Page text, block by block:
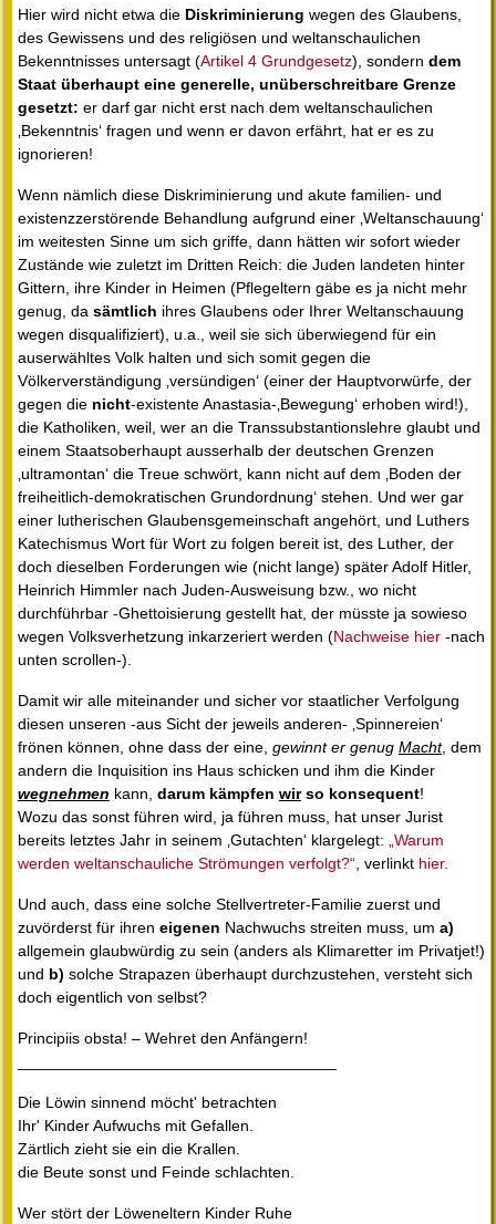
Hier wird nicht etwa die Diskriminierung wegen des Glaubens,
des Gewissens und des religiösen und weltanschaulichen
Bekenntnisses untersagt (Artikel 4 Grundgesetz), sondern dem
Staat überhaupt eine generelle, unüberschreitbare Grenze
gesetzt: er darf gar nicht erst nach dem weltanschaulichen
‚Bekenntnis‘ fragen und wenn er davon erfährt, hat er es zu
ignorieren!
Wenn nämlich diese Diskriminierung und akute familien- und
existenzzerstörende Behandlung aufgrund einer ‚Weltanschauung‘
im weitesten Sinne um sich griffe, dann hätten wir sofort wieder
Zustände wie zuletzt im Dritten Reich: die Juden landeten hinter
Gittern, ihre Kinder in Heimen (Pflegeltern gäbe es ja nicht mehr
genug, da sämtlich ihres Glaubens oder Ihrer Weltanschauung
wegen disqualifiziert), u.a., weil sie sich überwiegend für ein
auserwähltes Volk halten und sich somit gegen die
Völkerverständigung ‚versündigen‘ (einer der Hauptvorwürfe, der
gegen die nicht-existente Anastasia-‚Bewegung‘ erhoben wird!),
die Katholiken, weil, wer an die Transsubstantionslehre glaubt und
einem Staatsoberhaupt ausserhalb der deutschen Grenzen
‚ultramontan‘ die Treue schwört, kann nicht auf dem ‚Boden der
freiheitlich-demo­kra­ti­schen Grundordnung‘ stehen. Und wer gar
einer lutherischen Glaubensgemeinschaft angehört, und Luthers
Katechismus Wort für Wort zu folgen bereit ist, des Luther, der
doch dieselben Forderungen wie (nicht lange) später Adolf Hitler,
Heinrich Himmler nach Juden-Ausweisung bzw., wo nicht
durchführbar -Ghettoisierung gestellt hat, der müsste ja sowieso
wegen Volksverhetzung inkarzeriert werden (Nachweise hier -nach
unten scrollen-).
Damit wir alle miteinander und sicher vor staatlicher Verfolgung
diesen unseren -aus Sicht der jeweils anderen- ‚Spinnereien‘
frönen können, ohne dass der eine, gewinnt er genug Macht, dem
andern die Inquisition ins Haus schicken und ihm die Kinder
wegnehmen kann, darum kämpfen wirso konsequent!
Wozu das sonst führen wird, ja führen muss, hat unser Jurist
bereits letztes Jahr in seinem ‚Gutachten‘ klargelegt: „Warum
werden weltanschauliche Strömungen verfolgt?“, verlinkt hier.
Und auch, dass eine solche Stellvertreter-Familie zuerst und
zuvörderst für ihren eigenen Nachwuchs streiten muss, um a)
allgemein glaubwürdig zu sein (anders als Klimaretter im Privatjet!)
und b) solche Strapazen überhaupt durchzustehen, versteht sich
doch eigentlich von selbst?
Principiis obsta! – Wehret den Anfängern!
Die Löwin sinnend möcht' betrachten
Ihr' Kinder Aufwuchs mit Gefallen.
Zärtlich zieht sie ein die Krallen.
die Beute sonst und Feinde schlachten.
Wer stört der Löweneltern Kinder Ruhe